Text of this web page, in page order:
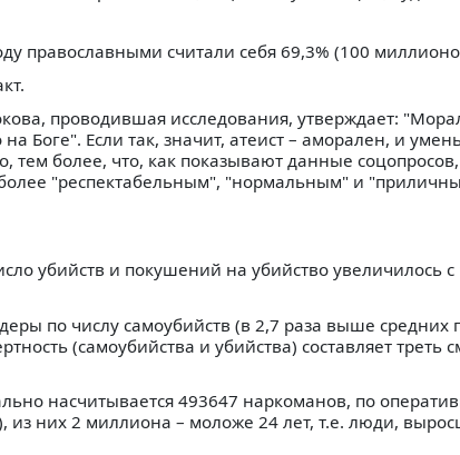
православными считали себя 69,3% (100
проводившая исследования, утверждает:
Боге". Если так, значит, атеист – аморален, и
тем более, что, как показывают данные
"респектабельным", "нормальным" и
убийств и покушений на убийство увеличилось
по числу самоубийств (в 2,7 раза выше средних
(самоубийства и убийства) составляет треть
насчитывается 493647 наркоманов, по
из них 2 миллиона – моложе 24 лет, т.е. люди,